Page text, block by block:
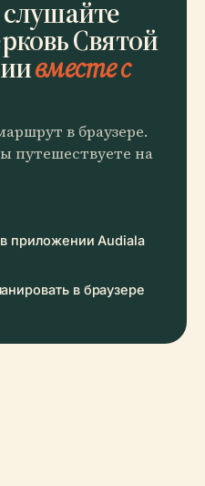
Святой
вместе с
в браузере.
путешествуете на
приложении Audiala
в браузере